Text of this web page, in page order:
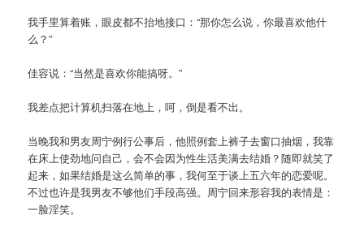
我手里算着账，眼皮都不抬地接口：“那你怎么说，你最喜欢他什
么？”
佳容说：“当然是喜欢你能搞呀。”
我差点把计算机扫落在地上，呵，倒是看不出。
当晚我和男友周宁例行公事后，他照例套上裤子去窗口抽烟，我靠
在床上使劲地问自己，会不会因为性生活美满去结婚？随即就笑了
起来，如果结婚是这么简单的事，我何至于谈上五六年的恋爱呢。
不过也许是我男友不够他们手段高强。周宁回来形容我的表情是：
一脸淫笑。